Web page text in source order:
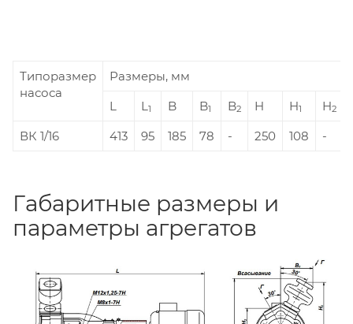
Типоразмер
насоса
Размеры, мм
L
L 1 B B1 B2 H H1 H2
ВК 1/16
413 95 185 78 - 250 108 -
Габаритные размеры и
параметры агрегатов